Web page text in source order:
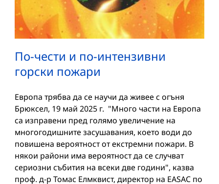
По-чести и по-интензивни
горски пожари
Европа трябва да се научи да живее с огъня
Брюксел, 19 май 2025 г. "Много части на Европа
са изправени пред голямо увеличение на
многогодишните засушавания, което води до
повишена вероятност от екстремни пожари. В
някои райони има вероятност да се случват
сериозни събития на всеки две години", казва
проф. д-р Томас Елмквист, директор на EASAC по